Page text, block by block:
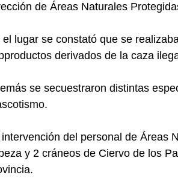
de Áreas Naturales
el lugar se constató que se
derivados de la caza
se secuestraron distintas
intervención del personal de Áreas
y 2 cráneos de Ciervo de los